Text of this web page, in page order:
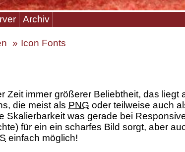
Archiv
Icon Fonts
Zeit immer größerer Beliebtheit, das liegt
die meist als PNG oder teilweise auch
Skalierbarkeit was gerade bei
für ein ein scharfes Bild sorgt, aber
einfach möglich!